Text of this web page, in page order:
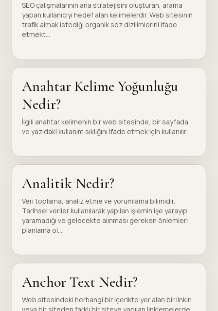
SEO çalışmalarının ana stratejisini oluşturan, arama
yapan kullanıcıyı hedef alan kelimelerdir. Web sitesinin
trafik almak istediği organik söz dizilimlerini ifade
etmekt...
Anahtar Kelime Yoğunluğu
Nedir?
İlgili anahtar kelimenin bir web sitesinde, bir sayfada
ve yazıdaki kullanım sıklığını ifade etmek için kullanılır.
Analitik Nedir?
Veri toplama, analiz etme ve yorumlama bilimidir.
Tarihsel veriler kullanılarak yapılan işlemin işe yarayıp
yaramadığı ve gelecekte alınması gereken önlemleri
planlama ol...
Anchor Text Nedir?
Web sitesindeki herhangi bir içerikte yer alan bir linkin